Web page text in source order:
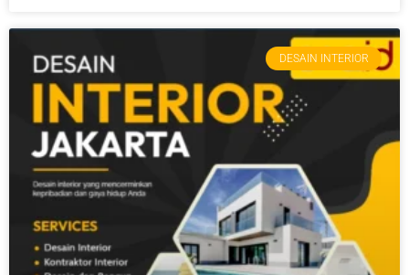
DESAIN INTERIOR